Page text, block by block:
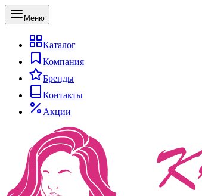
Меню
Каталог
Компания
Бренды
Контакты
Акции